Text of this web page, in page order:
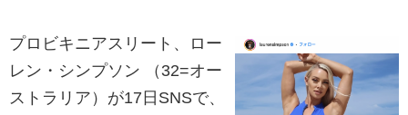
プロビキニアスリート、ロー
レン・シンプソン （32=オー
ストラリア）が17日SNSで、